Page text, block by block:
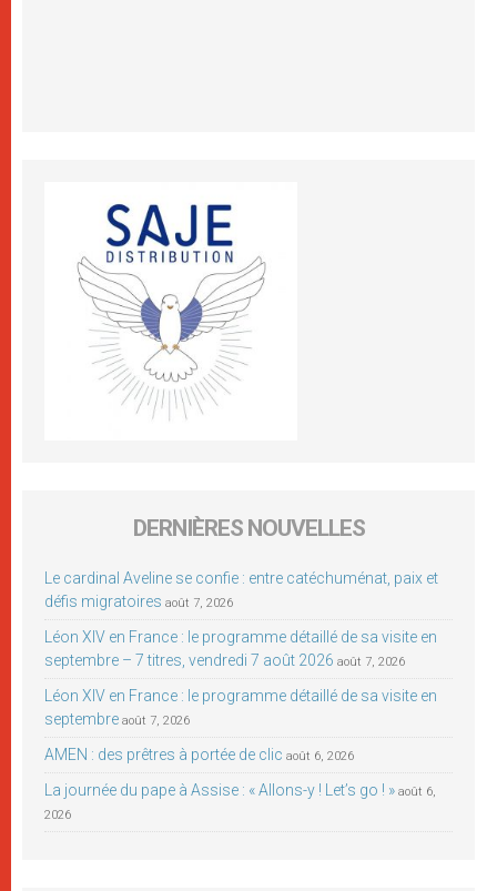
DERNIÈRES NOUVELLES
Le cardinal Aveline se confie : entre catéchuménat, paix et
défis migratoires août 7, 2026
Léon XIV en France : le programme détaillé de sa visite en
septembre – 7 titres, vendredi 7 août 2026 août 7, 2026
Léon XIV en France : le programme détaillé de sa visite en
septembre août 7, 2026
AMEN : des prêtres à portée de clic août 6, 2026
La journée du pape à Assise : « Allons-y ! Let’s go ! » août 6,
2026